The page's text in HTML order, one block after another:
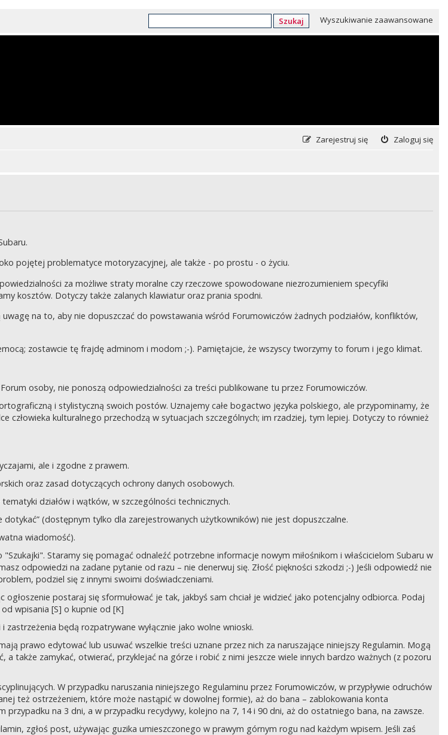
Szukaj Wyszukiwanie zaawansowane
Zaloguj się
Zarejestruj się
pojętej problematyce motoryzacyjnej, ale także - po prostu - o życiu.
za możliwe straty moralne czy rzeczowe spowodowane niezrozumieniem specyfiki
kosztów. Dotyczy także zalanych klawiatur oraz prania spodni.
na to, aby nie dopuszczać do powstawania wśród Forumowiczów żadnych podziałów, konfliktów,
zostawcie tę frajdę adminom i modom ;-). Pamiętajcie, że wszyscy tworzymy to forum i jego klimat.
osoby, nie ponoszą odpowiedzialności za treści publikowane tu przez Forumowiczów.
i stylistyczną swoich postów. Uznajemy całe bogactwo języka polskiego, ale przypominamy, że
człowieka kulturalnego przechodzą w sytuacjach szczególnych; im rzadziej, tym lepiej. Dotyczy to również
ale i zgodne z prawem.
oraz zasad dotyczących ochrony danych osobowych.
działów i wątków, w szczególności technicznych.
(dostępnym tylko dla zarejestrowanych użytkowników) nie jest dopuszczalne.
wiadomość).
Staramy się pomagać odnaleźć potrzebne informacje nowym miłośnikom i właścicielom Subaru w
odpowiedzi na zadane pytanie od razu – nie denerwuj się. Złość piękności szkodzi ;-) Jeśli odpowiedź nie
podziel się z innymi swoimi doświadczeniami.
ogłoszenie postaraj się sformułować je tak, jakbyś sam chciał je widzieć jako potencjalny odbiorca. Podaj
wpisania [S] o kupnie od [K]
będą rozpatrywane wyłącznie jako wolne wnioski.
prawo edytować lub usuwać wszelkie treści uznane przez nich za naruszające niniejszy Regulamin. Mogą
także zamykać, otwierać, przyklejać na górze i robić z nimi jeszcze wiele innych bardzo ważnych (z pozoru
W przypadku naruszania niniejszego Regulaminu przez Forumowiczów, w przypływie odruchów
też ostrzeżeniem, które może nastąpić w dowolnej formie), aż do bana – zablokowania konta
na 3 dni, a w przypadku recydywy, kolejno na 7, 14 i 90 dni, aż do ostatniego bana, na zawsze.
zgłoś post, używając guzika umieszczonego w prawym górnym rogu nad każdym wpisem. Jeśli zaś